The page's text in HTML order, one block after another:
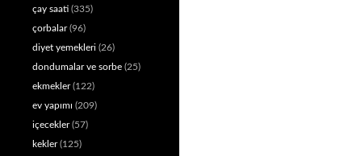
çay saati (335)
çorbalar(96)
diyet yemekleri (26)
dondumalar ve sorbe (25)
ekmekler(122)
ev yapımı (209)
içecekler(57)
kekler(125)